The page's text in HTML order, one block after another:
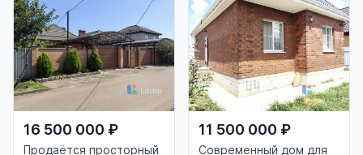
16 500 000 ₽
Продаётся просторный
11 500 000 ₽
Современный дом для